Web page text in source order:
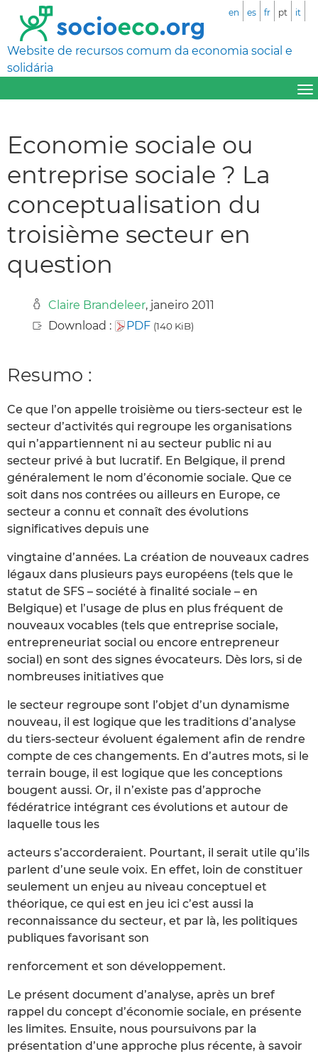
Website de recursos comum da economia social e
solidária
en es fr pt it
Economie sociale ou
entreprise sociale ? La
conceptualisation du
troisième secteur en
question
Claire Brandeleer, janeiro 2011
Download :
PDF (140 KiB)
Resumo :
Ce que l’on appelle troisième ou tiers-secteur est le
secteur d’activités qui regroupe les organisations
qui n’appartiennent ni au secteur public ni au
secteur privé à but lucratif. En Belgique, il prend
généralement le nom d’économie sociale. Que ce
soit dans nos contrées ou ailleurs en Europe, ce
secteur a connu et connaît des évolutions
significatives depuis une
vingtaine d’années. La création de nouveaux cadres
légaux dans plusieurs pays européens (tels que le
statut de SFS – société à finalité sociale – en
Belgique) et l’usage de plus en plus fréquent de
nouveaux vocables (tels que entreprise sociale,
entrepreneuriat social ou encore entrepreneur
social) en sont des signes évocateurs. Dès lors, si de
nombreuses initiatives que
le secteur regroupe sont l’objet d’un dynamisme
nouveau, il est logique que les traditions d’analyse
du tiers-secteur évoluent également afin de rendre
compte de ces changements. En d’autres mots, si le
terrain bouge, il est logique que les conceptions
bougent aussi. Or, il n’existe pas d’approche
fédératrice intégrant ces évolutions et autour de
laquelle tous les
acteurs s’accorderaient. Pourtant, il serait utile qu’ils
parlent d’une seule voix. En effet, loin de constituer
seulement un enjeu au niveau conceptuel et
théorique, ce qui est en jeu ici c’est aussi la
reconnaissance du secteur, et par là, les politiques
publiques favorisant son
renforcement et son développement.
Le présent document d’analyse, après un bref
rappel du concept d’économie sociale, en présente
les limites. Ensuite, nous poursuivons par la
présentation d’une approche plus récente, à savoir